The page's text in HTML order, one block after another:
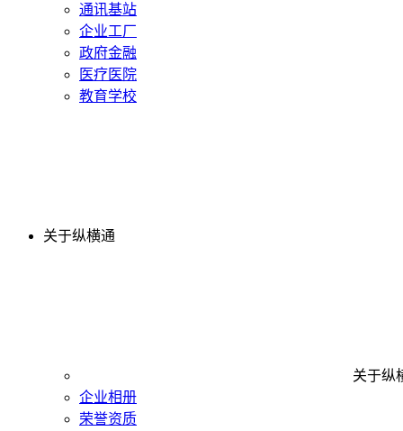
通讯基站
企业工厂
政府金融
医疗医院
教育学校
关于纵横通
关于纵
企业相册
荣誉资质